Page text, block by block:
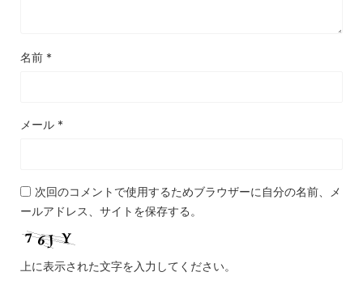
名前 *
メール *
次回のコメントで使用するためブラウザーに自分の名前、メ
ールアドレス、サイトを保存する。
上に表示された文字を入力してください。